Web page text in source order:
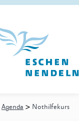
Agenda > Nothilfekurs